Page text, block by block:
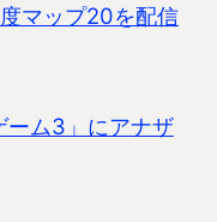
マップ20を配信
ーム3」にアナザ